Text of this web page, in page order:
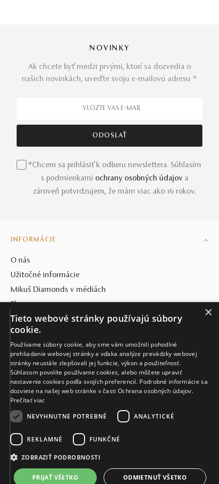
NOVINKY
Ak chcete byť medzi prvými, ktorí sa dozvedia o
našich novinkách, uveďte svoju e-mailovú adresu *
*Chcem sa prihlásiť k odberu newslettera. Súhlasím
s podmienkami ochrany osobných údajov a
zároveň potvrdzujem, že mám viac ako 16 rokov.
INFORMÁCIE
O nás
Užitočné informácie
Mikuš Diamonds v médiách
Blog
SVET MIKUŠ DIAMONDS
VŠETKO O NÁKUPE
KONTAKT
Naše klenotníctva
Sídlo spoločnosti
© MIKUŠ DIAMONDS, A.S. 2026. VŠETKY PRÁVA VYHRADENÉ.
×
Tieto webové stránky používajú súbory
cookie.
Používame súbory cookie, aby sme vám umožnili pohodlné
prehliadanie webovej stránky a vďaka analýze prevádzky webovej
stránky neustále zlepšovali jej funkcie, výkon a použiteľnosť.
Súhlasom povolíte používanie cookies, alebo môžete upraviť
nastavenie cookies podľa svojích preferencií. Podrobné informácie sa
dozviete na našej web stránke v časti Ochrana osobných údajov.
Prečítať viac
NEVYHNUTNE POTREBNÉ
ANALYTICKÉ
REKLAMNÉ FUNKČNÉ
ZOBRAZIŤ PODROBNOSTI
PRIJAŤ VŠETKO ODMIETNUŤ VŠETKO